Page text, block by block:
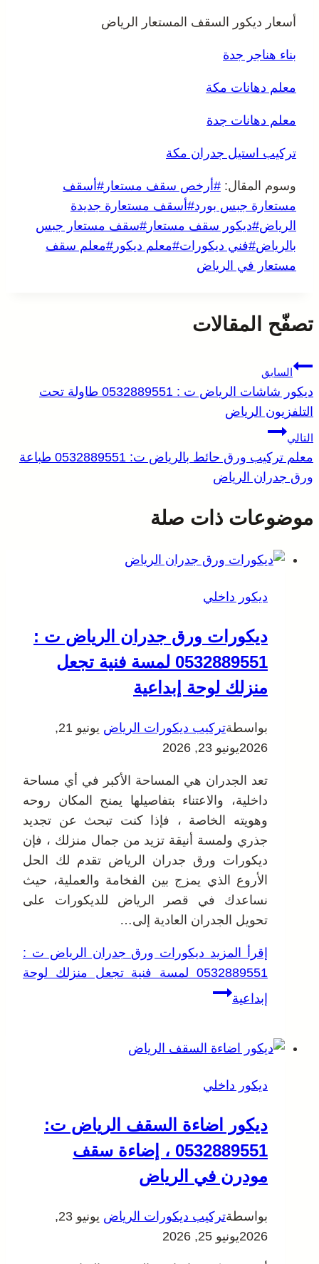
أسعار ديكور السقف المستعار الرياض
بناء هناجر جدة
معلم دهانات مكة
معلم دهانات جدة
تركيب استيل جدران مكة
وسوم المقال: # أرخص سقف مستعار # أسقف
مستعارة جبس بورد# أسقف مستعارة جديدة
الرياض#ديكور سقف مستعار #سقف مستعار جبس
بالرياض#فني ديكورات#معلم ديكور #معلم سقف
مستعار في الرياض
تصفّح المقالات
السابق
ديكور شاشات الرياض ت : 0532889551 طاولة تحت
التلفزيون الرياض
التالي
معلم تركيب ورق حائط بالرياض ت: 0532889551 طباعة
ورق جدران الرياض
موضوعات ذات صلة
ديكور داخلي
ديكورات ورق جدران الرياض ت :
0532889551 لمسة فنية تجعل
منزلك لوحة إبداعية
بواسطةتركيب ديكورات الرياض
يونيو 21,
2026يونيو 23, 2026
تعد الجدران هي المساحة الأكبر في أي مساحة
داخلية، والاعتناء بتفاصيلها يمنح المكان روحه
وهويته الخاصة ، فإذا كنت تبحث عن تجديد
جذري ولمسة أنيقة تزيد من جمال منزلك ، فإن
ديكورات ورق جدران الرياض تقدم لك الحل
الأروع الذي يمزج بين الفخامة والعملية، حيث
نساعدك في قصر الرياض للديكورات على
تحويل الجدران العادية إلى…
إقرأ المزيد ديكورات ورق جدران الرياض ت :
0532889551 لمسة فنية تجعل منزلك لوحة
إبداعية
ديكور داخلي
ديكور اضاءة السقف الرياض ت:
0532889551 ، إضاءة سقف
مودرن في الرياض
بواسطةتركيب ديكورات الرياض
يونيو 23,
2026يونيو 25, 2026